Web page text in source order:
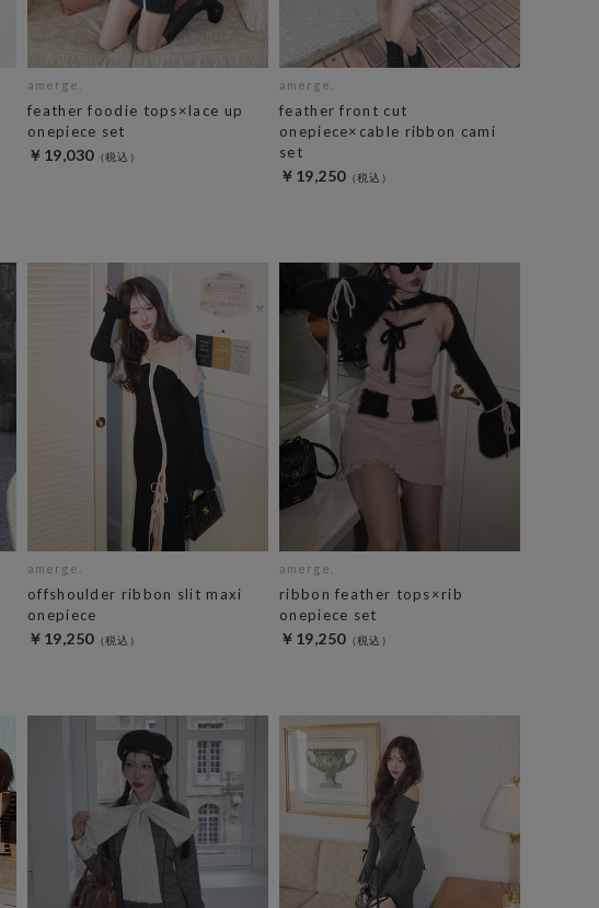
amerge.
feather foodie tops×lace up
onepiece set
￥19,030
amerge.
feather front cut
onepiece×cable ribbon cami
set
￥19,250
amerge.
offshoulder ribbon slit maxi
onepiece
￥19,250
amerge.
ribbon feather tops×rib
onepiece set
￥19,250